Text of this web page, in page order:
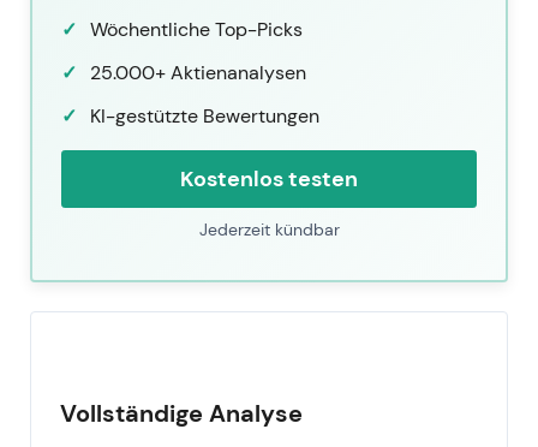
Wöchentliche Top-Picks
25.000+ Aktienanalysen
KI-gestützte Bewertungen
Kostenlos testen
Jederzeit kündbar
Vollständige Analyse